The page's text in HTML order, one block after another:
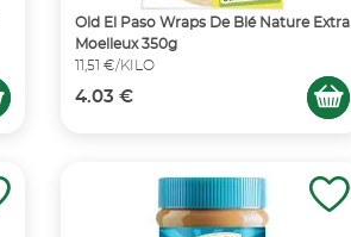
Old El Paso Wraps De Blé Nature Extra
Moelleux 350g
11,51 €/KILO
4.03 €